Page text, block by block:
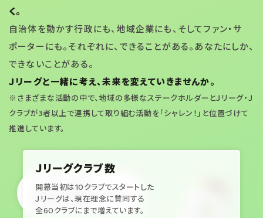
く。
自治体を動かす行政にも、地域企業にも、そしてファン・サ
ポーターにも。それぞれに、できることがある。あなたにしか、
できないことがある。
Ｊリーグと一緒に考え、未来を変えていきませんか。
※さまざまな活動の中で、地域の多様なステークホルダーとＪリーグ・Ｊ
クラブが3者以上で連携して取り組む活動を「シャレン！」と位置づけて
推進しています。
Ｊリーグと一緒に
あなたにできるアクションを
考えてみませんか
Ｊリーグクラブ数
開幕当初は10クラブでスタートした
Ｊリーグは、現在理念に賛同する
全60クラブにまで増えています。